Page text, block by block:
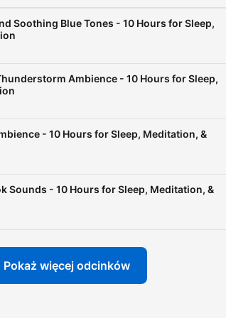
relaxation, meditation,
noise, mindfulness, stress
sound therapy, healing, self-
Become a supporter of this
raindrops--5840934/
Soothing Blue Tones - 10 Hours for Sleep,
Ambience - 10 Hours for Sleep,
- 10 Hours for Sleep, Meditation, &
Sounds - 10 Hours for Sleep, Meditation, &
Pokaż więcej odcinków